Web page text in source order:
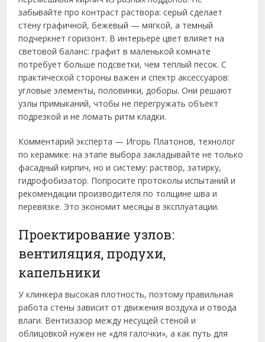
забывайте про контраст раствора: серый сделает
стену графичной, бежевый — мягкой, а темный
подчеркнет горизонт. В интерьере цвет влияет на
световой баланс: графит в маленькой комнате
потребует больше подсветки, чем теплый песок. С
практической стороны важен и спектр аксессуаров:
угловые элементы, половинки, доборы. Они решают
узлы примыканий, чтобы не перегружать объект
подрезкой и не ломать ритм кладки.
Комментарий эксперта — Игорь Платонов, технолог
по керамике: на этапе выбора закладывайте не только
фасадный кирпич, но и систему: раствор, затирку,
гидрофобизатор. Попросите протоколы испытаний и
рекомендации производителя по толщине шва и
перевязке. Это экономит месяцы в эксплуатации.
Проектирование узлов:
вентиляция, продухи,
капельники
У клинкера высокая плотность, поэтому правильная
работа стены зависит от движения воздуха и отвода
влаги. Вентизазор между несущей стеной и
облицовкой нужен не «для галочки», а как путь для